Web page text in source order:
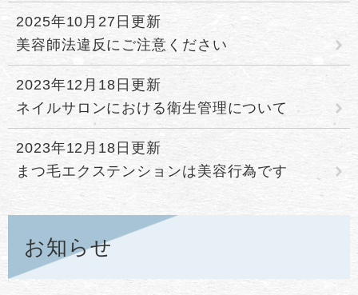
2025年10月27日更新
美容師法違反にご注意ください
2023年12月18日更新
ネイルサロンにおける衛生管理について
2023年12月18日更新
まつ毛エクステンションは美容行為です
お知らせ